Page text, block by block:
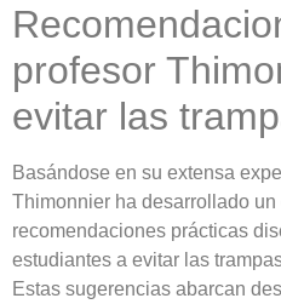
profesor
evitar las
Basándose en su extensa
Thimonnier ha desarrollado un
recomendaciones prácticas
estudiantes a evitar las
Estas sugerencias abarcan